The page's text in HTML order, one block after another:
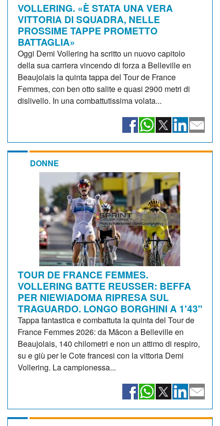
VOLLERING. «È STATA UNA VERA
VITTORIA DI SQUADRA, NELLE
PROSSIME TAPPE PROMETTO
BATTAGLIA»
Oggi Demi Vollering ha scritto un nuovo capitolo
della sua carriera vincendo di forza a Belleville en
Beaujolais la quinta tappa del Tour de France
Femmes, con ben otto salite e quasi 2900 metri di
dislivello. In una combattutissima volata...
DONNE
TOUR DE FRANCE FEMMES.
VOLLERING BATTE REUSSER: BEFFA
PER NIEWIADOMA RIPRESA SUL
TRAGUARDO. LONGO BORGHINI A 1'43"
Tappa fantastica e combattuta la quinta del Tour de
France Femmes 2026: da Mâcon a Belleville en
Beaujolais, 140 chilometri e non un attimo di respiro,
su e giù per le Cote francesi con la vittoria Demi
Vollering. La campionessa...